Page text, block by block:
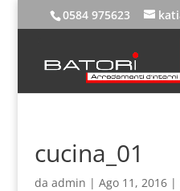
0584 975623
cucina_01
da admin | Ago 11, 2016|